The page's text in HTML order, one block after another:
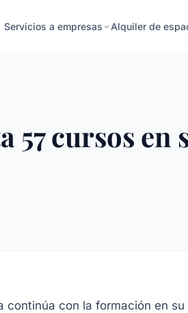
Servicios a empresas Alquiler de
57 cursos
continúa con la formación en su